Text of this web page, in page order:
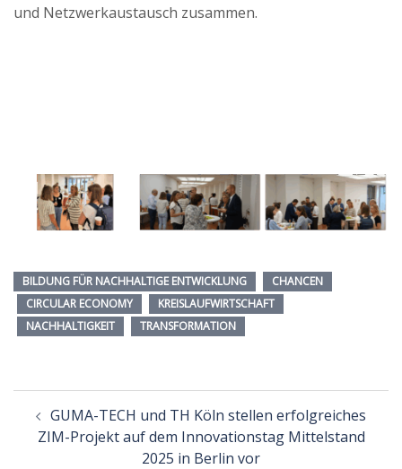
und Netzwerkaustausch zusammen.
BILDUNG FÜR NACHHALTIGE ENTWICKLUNG
CHANCEN
CIRCULAR ECONOMY
KREISLAUFWIRTSCHAFT
NACHHALTIGKEIT
TRANSFORMATION
Beitragsnavigation
GUMA-TECH und TH Köln stellen erfolgreiches
ZIM-Projekt auf dem Innovationstag Mittelstand
2025 in Berlin vor